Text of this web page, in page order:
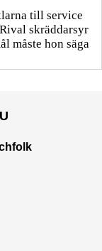
till service
skräddarsyr
måste hon säga